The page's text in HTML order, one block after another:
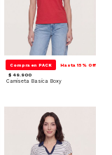
Compra en PACK Hasta 15% Off
$ 49.900
Camiseta Basica Boxy